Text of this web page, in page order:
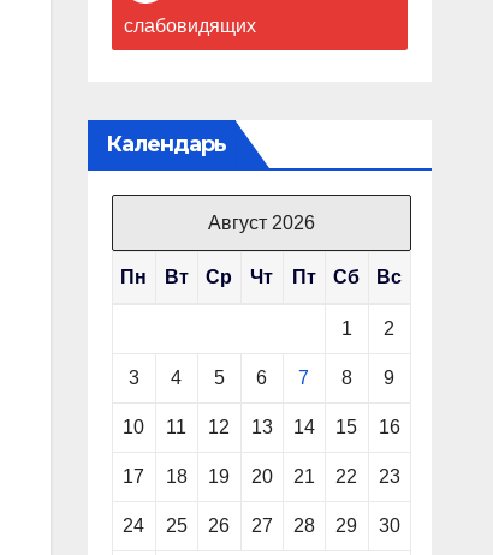
слабовидящих
Календарь
Август 2026
Пн Вт Ср Чт Пт Сб Вс
1 2
3 4 5 6 7 8 9
10 11 12 13 14 15 16
17 18 19 20 21 22 23
24 25 26 27 28 29 30